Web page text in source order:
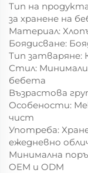
Тип на
за хранене на
Материал:
Боядисване:
Тип затваряне:
Стил:
бебета
Възрастова
Особености:
чист
Употреба:
ежедневно
Минимална
OEM и ODM